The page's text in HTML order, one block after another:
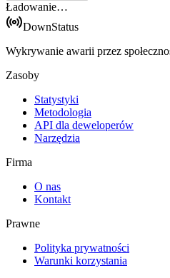
Ładowanie…
DownStatus
Wykrywanie awarii przez
Zasoby
Statystyki
Metodologia
API dla deweloperów
Narzędzia
Firma
O nas
Kontakt
Prawne
Polityka prywatności
Warunki korzystania